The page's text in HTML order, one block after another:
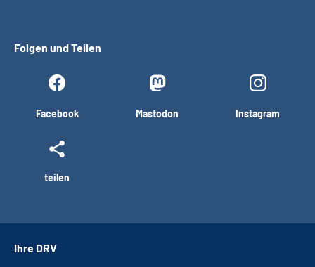
Folgen und Teilen
Facebook Mastodon Instagram
teilen
Ihre DRV